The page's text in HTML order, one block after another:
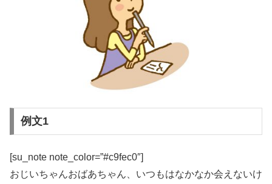
例文1
[su_note note_color=”#c9fec0″]
おじいちゃんおばあちゃん、いつもはなかなか会えないけ